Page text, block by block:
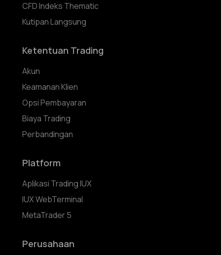
CFD Indeks Thematic
Kutipan Langsung
Ketentuan Trading
Akun
Keamanan Klien
Opsi Pembayaran
Biaya Trading
Perbandingan
Platform
Aplikasi Trading IUX
IUX WebTerminal
MetaTrader 5
Perusahaan